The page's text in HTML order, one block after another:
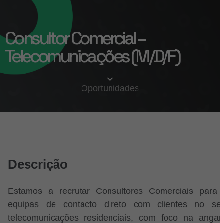
Consultor Comercial –
Telecomunicações (M/D/F)
Oportunidades
Descrição
Estamos a recrutar Consultores Comerciais para
equipas de contacto direto com clientes no
telecomunicações residenciais, com foco na